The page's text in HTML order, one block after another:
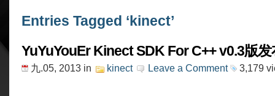
Entries Tagged ‘kinect’
YuYuYouEr Kinect SDK For C++ v0.3版发
九.05, 2013 in kinect Leave a Comment 3,179